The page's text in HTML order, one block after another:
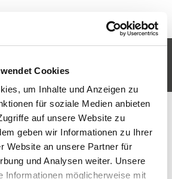
Cookies
um Inhalte und Anzeigen zu
für soziale Medien anbieten
auf unsere Website zu
geben wir Informationen zu Ihrer
Website an unsere Partner für
und Analysen weiter. Unsere
Informationen möglicherweise mit